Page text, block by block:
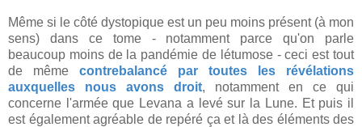
Même si le côté dystopique est un peu moins présent (à mon
sens) dans ce tome - notamment parce qu'on parle
beaucoup moins de la pandémie de létumose - ceci est tout
de même contrebalancé par toutes les révélations
auxquelles nous avons droit, notamment en ce qui
concerne l'armée que Levana a levé sur la Lune. Et puis il
est également agréable de repéré ça et là des éléments des